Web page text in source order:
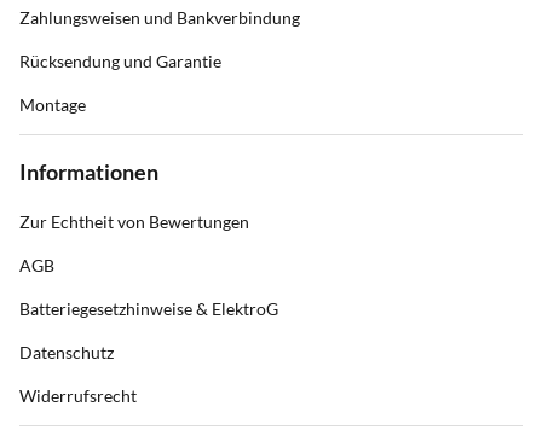
Zahlungsweisen und Bankverbindung
Rücksendung und Garantie
Montage
Informationen
Zur Echtheit von Bewertungen
AGB
Batteriegesetzhinweise & ElektroG
Datenschutz
Widerrufsrecht